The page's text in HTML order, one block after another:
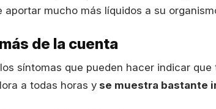
aportar mucho más líquidos a su
de la cuenta
síntomas que pueden hacer indicar
a todas horas y se muestra bastante